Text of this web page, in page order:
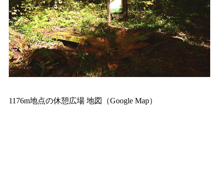
1176m地点の休憩広場 地図（Google Map）